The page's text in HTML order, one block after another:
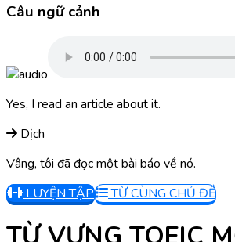
Câu ngữ cảnh
Yes, I read an article about it.
Dịch
Vâng, tôi đã đọc một bài báo về nó.
LUYỆN TẬP
TỪ CÙNG CHỦ ĐỀ